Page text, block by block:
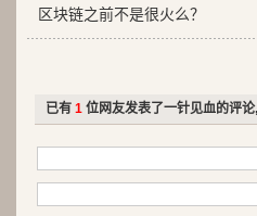
区块链之前不是很火么？
已有 1位网友发表了一针见血的评论,